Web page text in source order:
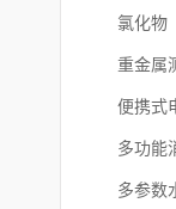
氯化物
重金属
便携式
多功能
多参数